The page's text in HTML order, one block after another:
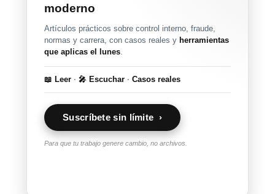
moderno
Artículos prácticos sobre control interno, fraude,
normas y carrera, con casos reales y herramientas
que aplicas el lunes.
📖 Leer · 🎤 Escuchar · Casos reales
Suscríbete sin límite ›
Para que tu trabajo genere cambio, no archivos.